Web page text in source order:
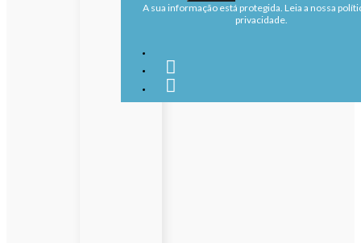
A sua informação está protegida. Leia a nossa
privacidade.